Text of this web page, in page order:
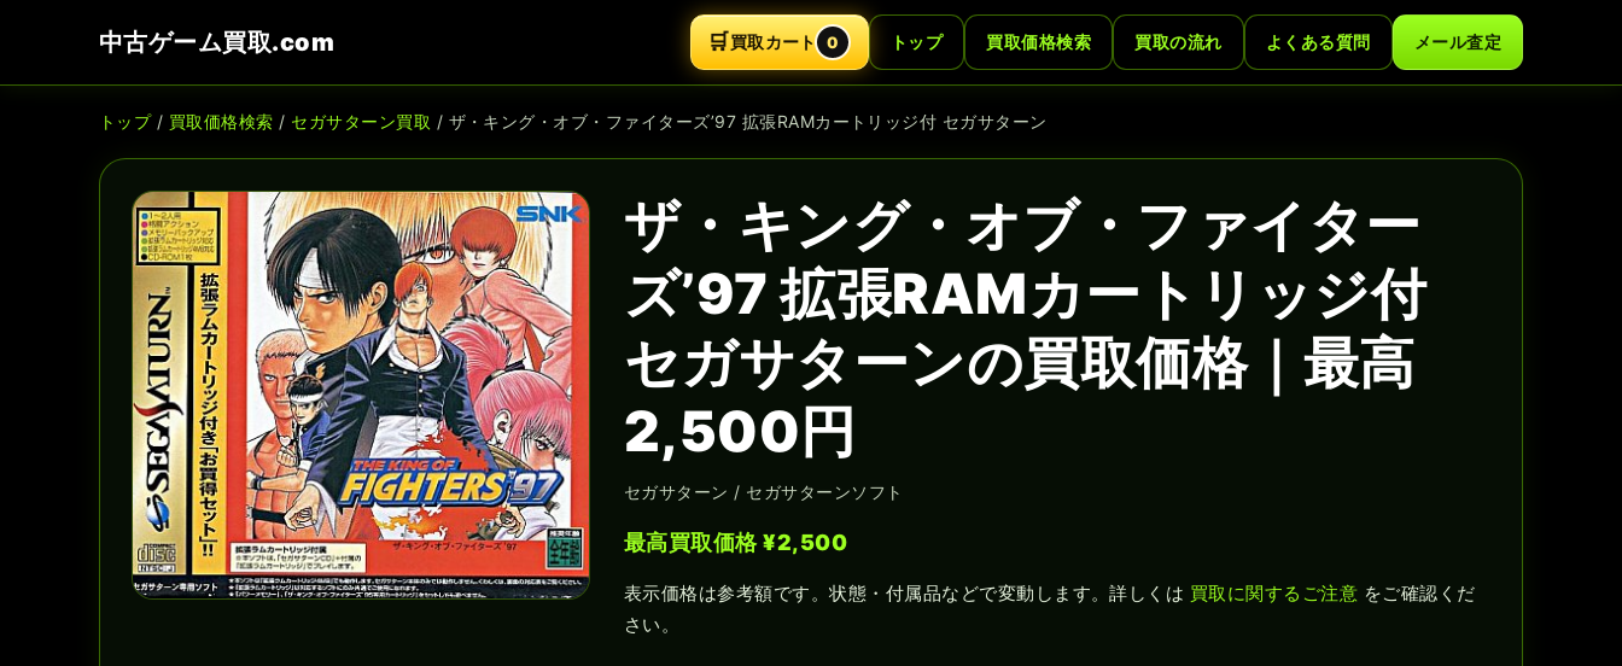
中古ゲーム買取.com 🛒買取カート 0 トップ 買取価格検索 買取の流れ よくある質問 メール査定
トップ/ 買取価格検索 / セガサターン買取 / ザ・キング・オブ・ファイターズ’97 拡張RAMカートリッジ付 セガサターン
ザ・キング・オブ・ファイター
ズ’97 拡張RAMカートリッジ付
セガサターンの買取価格｜最高
2,500円
セガサターン / セガサターンソフト
最高買取価格 ¥2,500
表示価格は参考額です。状態・付属品などで変動します。詳しくは 買取に関するご注意 をご確認くだ
さい。